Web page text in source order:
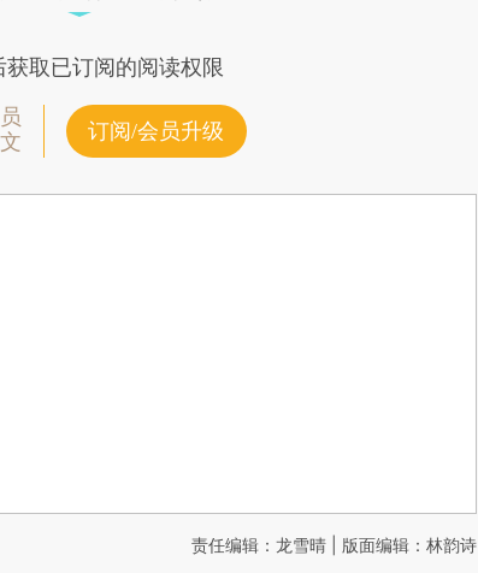
取已订阅的阅读权限
订阅/会员升级
责任编辑：龙雪晴 | 版面编辑：林韵诗